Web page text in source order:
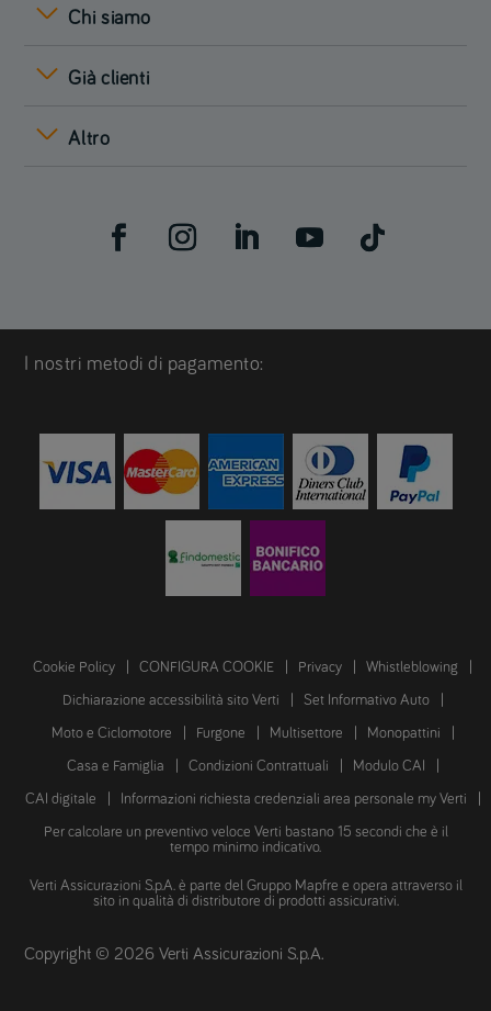
Chi siamo
Già clienti
Altro
I nostri metodi di pagamento:
Cookie Policy CONFIGURA COOKIE Privacy Whistleblowing
Dichiarazione accessibilità sito Verti Set Informativo Auto
Moto e Ciclomotore Furgone Multisettore Monopattini
Casa e Famiglia Condizioni Contrattuali Modulo CAI
CAI digitale Informazioni richiesta credenziali area personale my Verti
Per calcolare un preventivo veloce Verti bastano 15 secondi che è il
tempo minimo indicativo.
Verti Assicurazioni S.p.A. è parte del Gruppo Mapfre e opera attraverso il
sito in qualità di distributore di prodotti assicurativi.
Copyright © 2026 Verti Assicurazioni S.p.A.